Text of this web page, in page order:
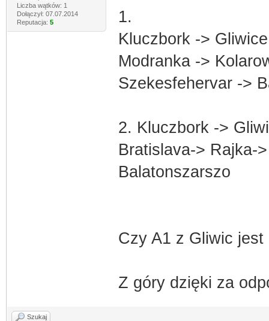
Liczba wątków: 1
Dołączył: 07.07.2014
Reputacja: 5
1.
Kluczbork ->
Modranka ->
Szekesfehervar ->
2. Kluczbork ->
Bratislava-> Rajka-
Balatonszarszo
Czy A1 z Gliwic jest
Z góry dzięki za
Szukaj